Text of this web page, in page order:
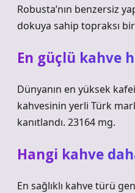
Robusta’nın benzersiz
dokuya sahip topraksı
En güçlü kahve
Dünyanın en yüksek
kahvesinin yerli Türk
kanıtlandı. 23164 mg.
Hangi kahve
En sağlıklı kahve türü